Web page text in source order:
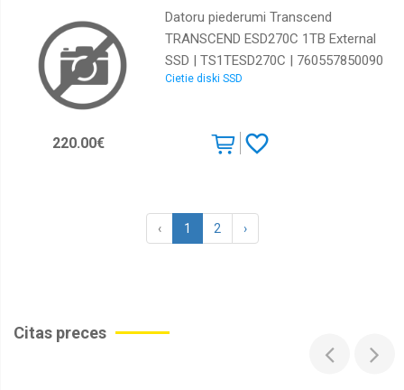
Datoru piederumi Transcend
TRANSCEND ESD270C 1TB External
SSD | TS1TESD270C | 760557850090
Cietie diski SSD
220.00€
‹ 1 2 ›
Citas preces